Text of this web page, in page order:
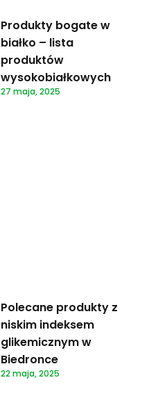
Produkty bogate w
białko – lista
produktów
wysokobiałkowych
27 maja, 2025
Polecane produkty z
niskim indeksem
glikemicznym w
Biedronce
22 maja, 2025